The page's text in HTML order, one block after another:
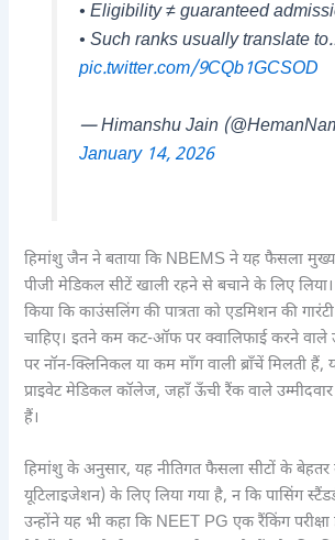
• Eligibility ≠ guaranteed
• Such ranks usually translate
pic.twitter.com/9CQb1GCSOD
— Himanshu Jain
January 14, 2026
हिमांशु जैन ने बताया कि NBEMS ने यह फैसला
पीजी मेडिकल सीटें खाली रहने से बचाने के लिए लिया।
किया कि काउंसलिंग की पात्रता को एडमिशन की
चाहिए। इतने कम कट-ऑफ पर क्वालिफाई करने वाले
पर नॉन-क्लिनिकल या कम माँग वाली ब्राँचें मिलती हैं,
प्राइवेट मेडिकल कॉलेज, जहाँ ऊँची रैंक वाले
हैं।
हिमांशु के अनुसार, यह नीतिगत फैसला सीटों के बेहतर
यूटिलाइजेशन) के लिए लिया गया है, न कि पासिंग
उन्होंने यह भी कहा कि NEET PG एक रैंकिंग परीक्षा